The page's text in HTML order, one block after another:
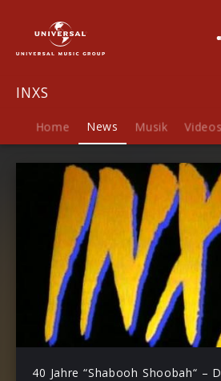
INXS
Home News Musik Videos
40 Jahre “Shabooh Shoobah“ –